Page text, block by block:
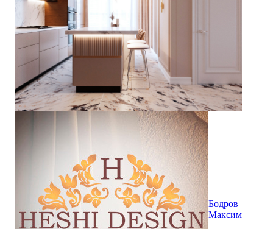
Бодров
Максим